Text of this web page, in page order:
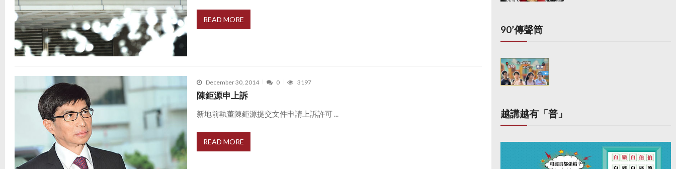
READ MORE
December 30, 2014 0 3197
陳鉅源申上訴
新地前執董陳鉅源提交文件申請上訴許可 ...
READ MORE
90’傳聲筒
越講越有「普」